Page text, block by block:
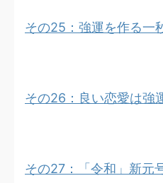
その25：強運を作る一
その26：良い恋愛は強
その27：「令和」新元